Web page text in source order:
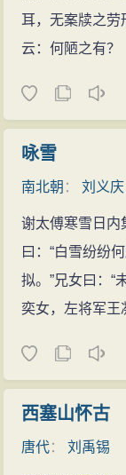
耳，无案牍之劳
云：何陋之有？
咏雪
南北朝 ：刘义庆
谢太傅寒雪日内
曰：“白雪纷纷
拟。”兄女曰：“
奕女，左将军王
西塞山怀古
唐代：刘禹锡